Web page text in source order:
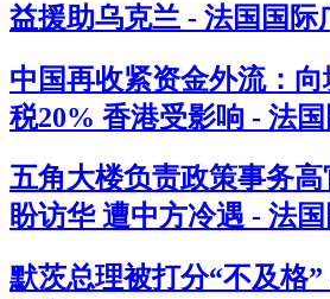
益援助乌克兰 - 法国国际
中国再收紧资金外流：
税20% 香港受影响 - 法
五角大楼负责政策事务
盼访华 遭中方冷遇 - 法
默茨总理被打分“不及格